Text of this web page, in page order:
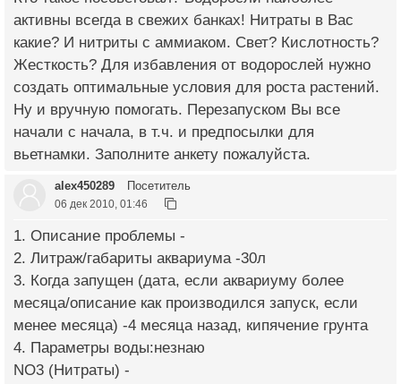
активны всегда в свежих банках! Нитраты в Вас
какие? И нитриты с аммиаком. Свет? Кислотность?
Жесткость? Для избавления от водорослей нужно
создать оптимальные условия для роста растений.
Ну и вручную помогать. Перезапуском Вы все
начали с начала, в т.ч. и предпосылки для
вьетнамки. Заполните анкету пожалуйста.
alex450289 Посетитель
06 дек 2010, 01:46
1. Описание проблемы -
2. Литраж/габариты аквариума -30л
3. Когда запущен (дата, если аквариуму более
месяца/описание как производился запуск, если
менее месяца) -4 месяца назад, кипячение грунта
4. Параметры воды:незнаю
NO3 (Нитраты) -